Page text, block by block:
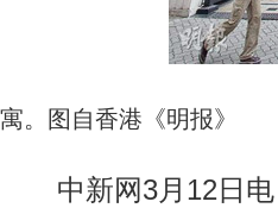
寓。图自香港《明报》
中新网3月12日电